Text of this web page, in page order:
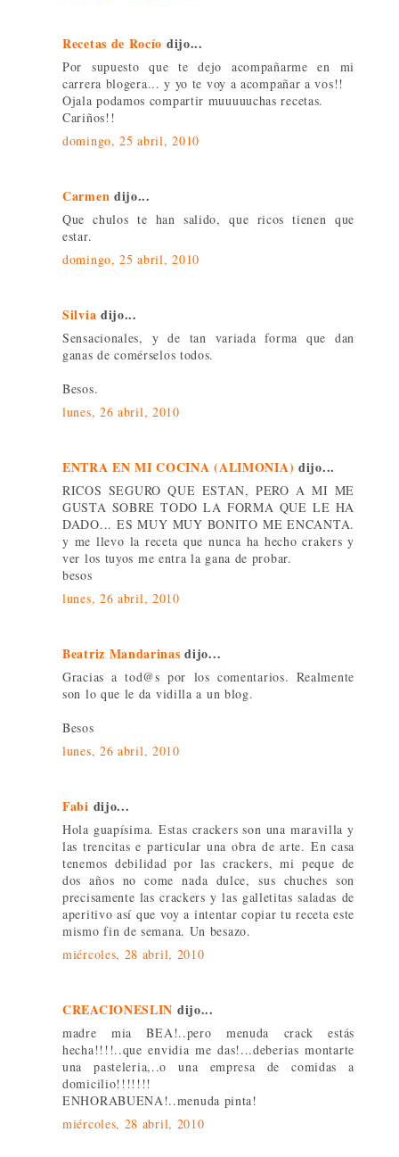
Recetas de Rocío dijo...
Por supuesto que te dejo acompañarme en mi
carrera blogera... y yo te voy a acompañar a vos!!
Ojala podamos compartir muuuuuchas recetas.
Cariños!!
domingo, 25 abril, 2010
Carmen dijo...
Que chulos te han salido, que ricos tienen que
estar.
domingo, 25 abril, 2010
Silvia dijo...
Sensacionales, y de tan variada forma que dan
ganas de comérselos todos.
Besos.
lunes, 26 abril, 2010
ENTRA EN MI COCINA (ALIMONIA) dijo...
RICOS SEGURO QUE ESTAN, PERO A MI ME
GUSTA SOBRE TODO LA FORMA QUE LE HA
DADO... ES MUY MUY BONITO ME ENCANTA.
y me llevo la receta que nunca ha hecho crakers y
ver los tuyos me entra la gana de probar.
besos
lunes, 26 abril, 2010
Beatriz Mandarinas dijo...
Gracias a tod@s por los comentarios. Realmente
son lo que le da vidilla a un blog.
Besos
lunes, 26 abril, 2010
Fabi dijo...
Hola guapísima. Estas crackers son una maravilla y
las trencitas e particular una obra de arte. En casa
tenemos debilidad por las crackers, mi peque de
dos años no come nada dulce, sus chuches son
precisamente las crackers y las galletitas saladas de
aperitivo así que voy a intentar copiar tu receta este
mismo fin de semana. Un besazo.
miércoles, 28 abril, 2010
CREACIONESLIN dijo...
madre mia BEA!..pero menuda crack estás
hecha!!!!..que envidia me das!...deberias montarte
una pasteleria,..o una empresa de comidas a
domicilio!!!!!!!
ENHORABUENA!..menuda pinta!
miércoles, 28 abril, 2010